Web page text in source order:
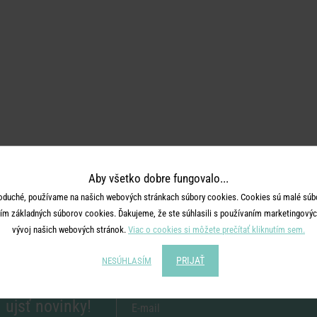
ujsť novinky!
Aby všetko dobre fungovalo...
používame na našich webových stránkach súbory cookies. Cookies sú malé
základných súborov cookies. Ďakujeme, že ste súhlasili s používaním
vývoj našich webových stránok. Viac o cookies si môžete prečítať kliknutím sem.
NESÚHLASÍM PRIJAŤ